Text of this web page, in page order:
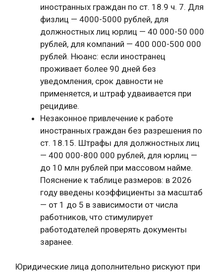
иностранных граждан по ст. 18.9 ч. 7. Для
физлиц — 4000-5000 рублей, для
должностных лиц юрлиц — 40 000-50 000
рублей, для компаний — 400 000-500 000
рублей. Нюанс: если иностранец
проживает более 90 дней без
уведомления, срок давности не
применяется, и штраф удваивается при
рецидиве.
Незаконное привлечение к работе
иностранных граждан без разрешения по
ст. 18.15. Штрафы для должностных лиц
— 400 000-800 000 рублей, для юрлиц —
до 10 млн рублей при массовом найме.
Пояснение к таблице размеров: в 2026
году введены коэффициенты за масштаб
— от 1 до 5 в зависимости от числа
работников, что стимулирует
работодателей проверять документы
заранее.
Юридические лица дополнительно рискуют при